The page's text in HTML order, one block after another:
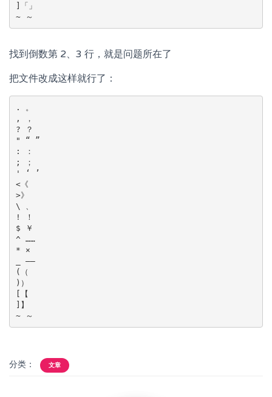
]「」
找到倒数第 2、3 行，就是问题所在了
把文件改成这样就行了：
. 。
, ，
? ？
" “ ”
: ：
; ；
' ‘ ’
<《
>》
\ 、
! ！
$ ￥
^ ……
* ×
_ ——
(（
)）
[【
]】
分类： 文章